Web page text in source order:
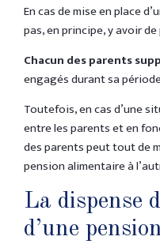
En cas de mise en place
pas, en principe, y avoir
Chacun des parents
engagés durant sa
Toutefois, en cas d’une
entre les parents et en
des parents peut tout de
pension alimentaire à
La dispense
d’une